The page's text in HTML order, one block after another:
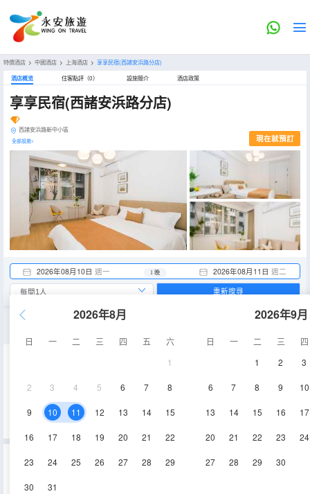
特價酒店 > 中國酒店 > 上海酒店 > 享享民宿(西諸安浜路分店)
酒店概览 住客點評（0） 設施簡介 酒店政策
享享民宿(西諸安浜路分店)
西諸安浜路新中小區
全部設施> 現在就預訂
2026年08月10日 週一 2026年08月11日 週二
1 晚
2026年8月
日 一 二 三 四 五
六
1
2 3 4 5 6 7 8
9 10 11 12 13 14 15
16 17 18 19 20 21 22
23 24 25 26 27 28 29
30 31
2026年9月
日 一 二 三
四
1
2 3
6 7 8 9 10
13 14 15 16 17
20 21 22 23 24
27 28 29 30
重新搜尋
重要資訊